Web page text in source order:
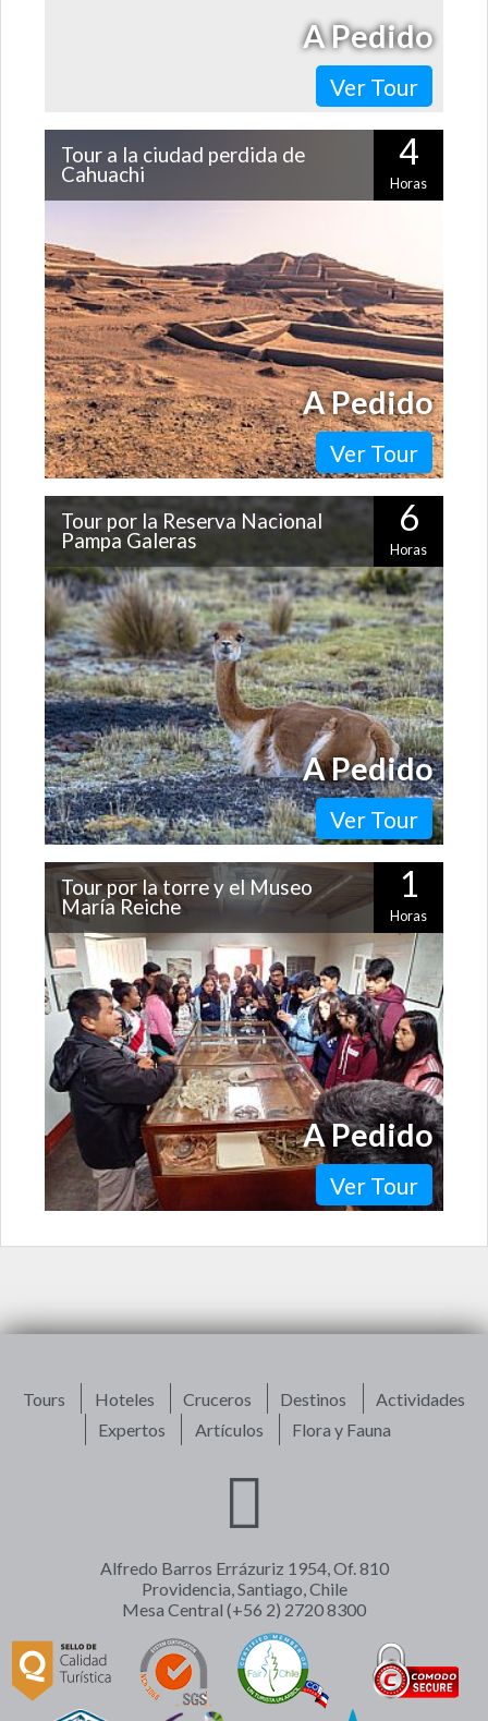
Ver Tour
A Pedido
Tour a la ciudad perdida de
Cahuachi
4
Horas
Cahuachi, un interesante…
Ver Tour
A Pedido
Tour por la Reserva Nacional
Pampa Galeras
6
Horas
La vicuña es uno de los animales más representativos
de Perú y está protegida por su enorme valor natural.
En Pampa Galeras se han…
Ver Tour
A Pedido
Tour por la torre y el Museo
María Reiche
1
Horas
¿Quieres ver las líneas de Nazca pero te dan miedo los
aviones? ¡Esta es la mejor manera de hacerlo, porque la
torre María Reiche te…
Ver Tour
A Pedido
Tours Hoteles Cruceros Destinos
Actividades
Expertos
Artículos Flora y Fauna
Alfredo Barros Errázuriz 1954, Of. 810
Providencia, Santiago, Chile
Mesa Central (+56 2) 2720 8300